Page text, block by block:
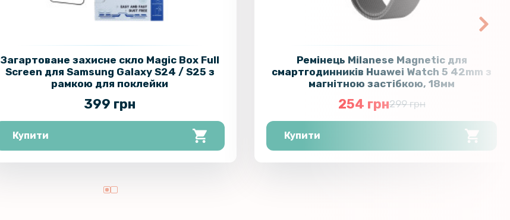
Загартоване захисне скло Magic Box Full
Screen для Samsung Galaxy S24 / S25 з
рамкою для поклейки
399 грн
Купити
Ремінець Milanese Magnetic для
смартгодинників Huawei Watch 5 42mm з
магнітною застібкою, 18мм
254 грн299 грн
Купити